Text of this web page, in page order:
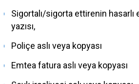
Sigortalı/sigorta ettirenin hasarlı
yazısı,
Poliçe aslı veya kopyası
Emtea fatura aslı veya kopyası